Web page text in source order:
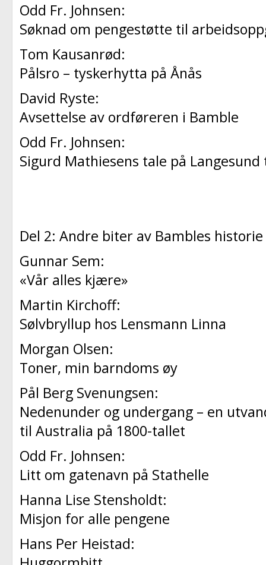
Odd Fr. Johnsen:
Søknad om pengestøtte til
Tom Kausanrød:
Pålsro – tyskerhytta på Ånås
David Ryste:
Avsettelse av ordføreren i Bamble
Odd Fr. Johnsen:
Sigurd Mathiesens tale på
Del 2: Andre biter av Bambles historie
Gunnar Sem:
«Vår alles kjære»
Martin Kirchoff:
Sølvbryllup hos Lensmann Linna
Morgan Olsen:
Toner, min barndoms øy
Pål Berg Svenungsen:
Nedenunder og undergang – en
til Australia på 1800-tallet
Odd Fr. Johnsen:
Litt om gatenavn på Stathelle
Hanna Lise Stensholdt:
Misjon for alle pengene
Hans Per Heistad: